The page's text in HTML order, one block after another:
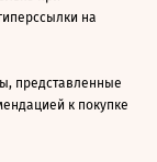
на
представленные
к покупке